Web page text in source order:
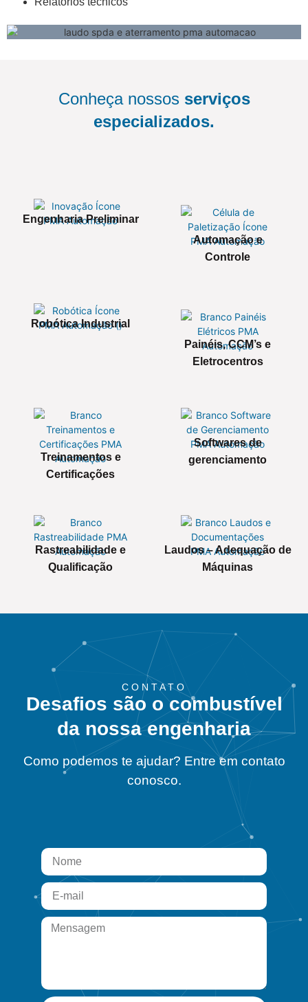
Conheça nossos serviços
especializados.
Engenharia Preliminar
Automação e
Controle
Robótica Industrial
Painéis, CCM’s e
Eletrocentros
Treinamentos e
Certificações
Softwares de
gerenciamento
Rastreabilidade e
Qualificação
Laudos – Adequação de
Máquinas
CONTATO
Desafios são o combustível
da nossa engenharia
Como podemos te ajudar? Entre em contato
conosco.